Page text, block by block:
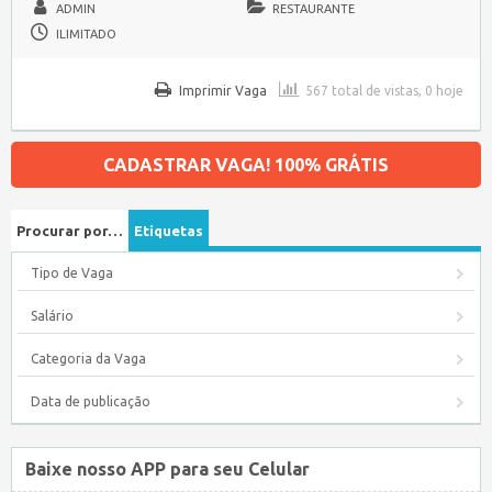
ADMIN
RESTAURANTE
ILIMITADO
567 total de vistas, 0 hoje
Imprimir Vaga
CADASTRAR VAGA! 100% GRÁTIS
Procurar por… Etiquetas
Tipo de Vaga
Salário
Categoria da Vaga
Data de publicação
Baixe nosso APP para seu Celular